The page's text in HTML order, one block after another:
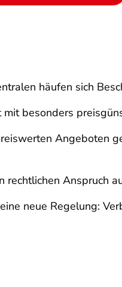
häufen sich
besonders
Angeboten
rechtlichen Anspruch
neue Regelung: